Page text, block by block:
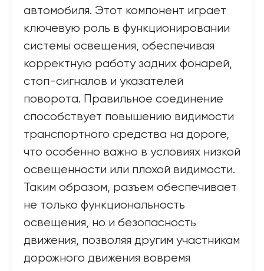
автомобиля. Этот компонент играет
ключевую роль в функционировании
системы освещения, обеспечивая
корректную работу задних фонарей,
стоп-сигналов и указателей
поворота. Правильное соединение
способствует повышению видимости
транспортного средства на дороге,
что особенно важно в условиях низкой
освещенности или плохой видимости.
Таким образом, разъем обеспечивает
не только функциональность
освещения, но и безопасность
движения, позволяя другим участникам
дорожного движения вовремя